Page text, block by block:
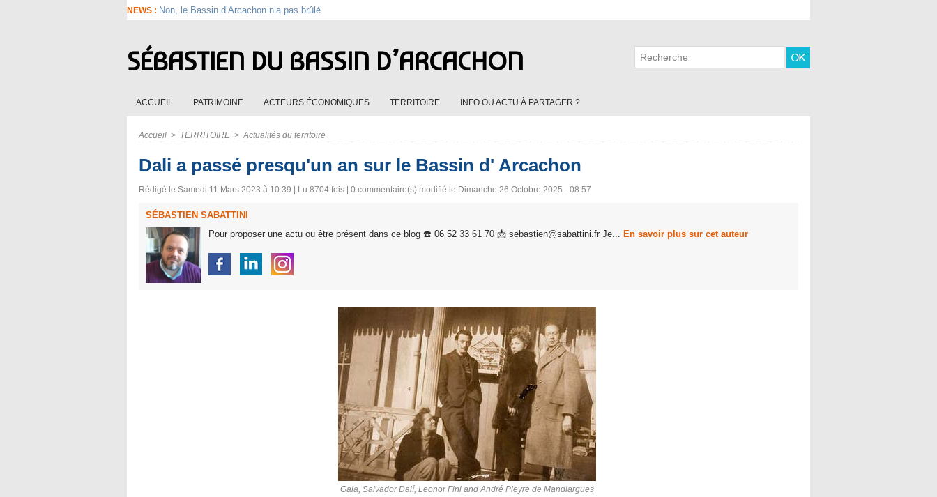
NEWS : Non, le Bassin d’Arcachon n’a pas brûlé
SÉBASTIEN DU BASSIN D’ARCACHON
ACCUEIL PATRIMOINE ACTEURS ÉCONOMIQUES TERRITOIRE INFO OU ACTU À PARTAGER ?
Accueil > TERRITOIRE > Actualités du territoire
Dali a passé presqu'un an sur le Bassin d' Arcachon
Rédigé le Samedi 11 Mars 2023 à 10:39 | Lu 8704 fois | 0 commentaire(s) modifié le Dimanche 26 Octobre 2025 - 08:57
SÉBASTIEN SABATTINI
Pour proposer une actu ou être présent dans ce blog ☎️ 06 52 33 61 70 📩 sebastien@sabattini.fr Je... En savoir plus sur cet auteur
Gala, Salvador Dalí, Leonor Fini and André Pieyre de Mandiargues